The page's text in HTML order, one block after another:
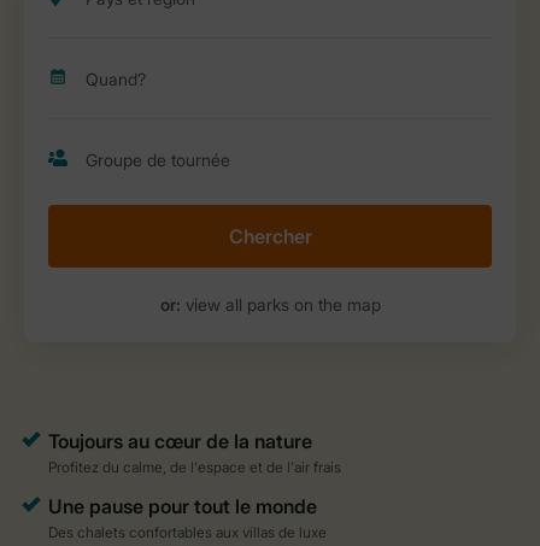
Chercher
or: view all parks on the map